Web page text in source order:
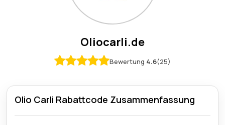
Oliocarli.de
Bewertung 4.6(25)
Olio Carli Rabattcode Zusammenfassung